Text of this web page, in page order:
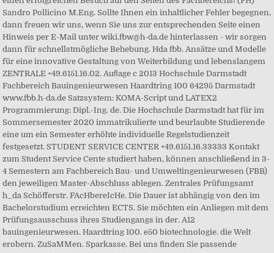
Sandro Pollicino M.Eng. Sollte Ihnen ein inhaltlicher Fehler begegnen,
dann freuen wir uns, wenn Sie uns zur entsprechenden Seite einen
Hinweis per E-Mail unter wiki.fbw@h-da.de hinterlassen - wir sorgen
dann für schnellstmögliche Behebung. Hda fbb. Ansätze und Modelle
für eine innovative Gestaltung von Weiterbildung und lebenslangem
ZENTRALE +49.6151.16.02. Auﬂage c 2013 Hochschule Darmstadt
Fachbereich Bauingenieurwesen Haardtring 100 64295 Darmstadt
www.fbb.h-da.de Satzsystem: KOMA-Script und LATEX2
Programmierung: Dipl.-Ing. de. Die Hochschule Darmstadt hat für im
Sommersemester 2020 immatrikulierte und beurlaubte Studierende
eine um ein Semester erhöhte individuelle Regelstudienzeit
festgesetzt. STUDENT SERVICE CENTER +49.6151.16.33333 Kontakt
zum Student Service Cente studiert haben, können anschließend in 3-
4 Semestern am Fachbereich Bau- und Umweltingenieurwesen (FBB)
den jeweiligen Master-Abschluss ablegen. Zentrales Prüfungsamt
h_da Schöfferstr. FAcHbereIcHe. Die Dauer ist abhängig von den im
Bachelorstudium erreichten ECTS. Sie möchten ein Anliegen mit dem
Prüfungsausschuss ihres Studiengangs in der. A12
bauingenieurwesen. Haardtring 100. e50 biotechnologie. die Welt
erobern. ZuSaMMen. Sparkasse. Bei uns finden Sie passende